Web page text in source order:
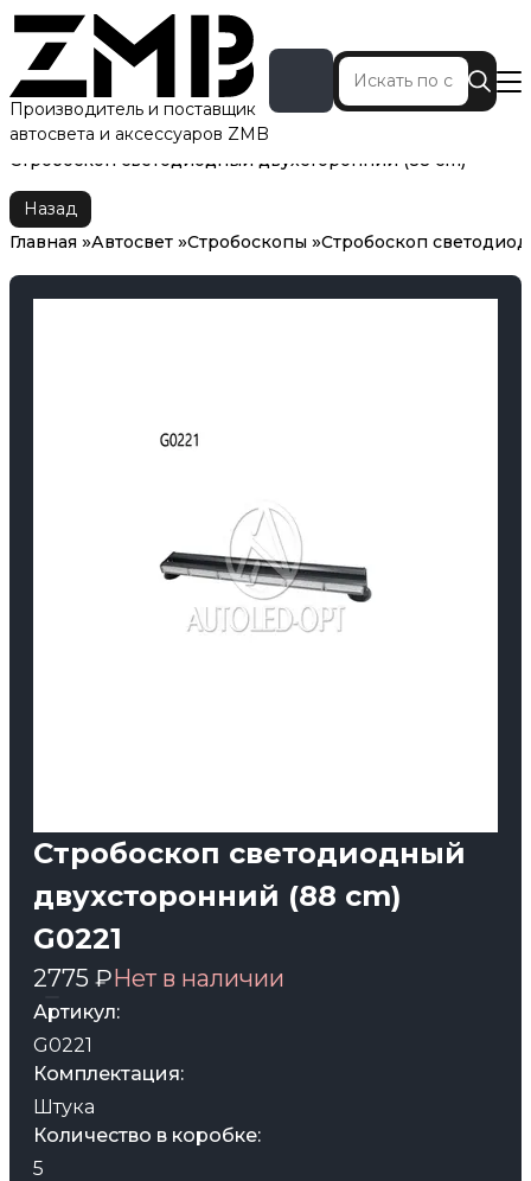
Производитель и поставщик
автосвета и аксессуаров ZMB
Главная Автосвет
Стробоскопы
Стробоскоп светодиодный двухсторонний (88 cm)
Назад
Главная
Автосвет Стробоскопы Стробоскоп
Стробоскоп светодиодный
двухсторонний (88 cm)
G0221
2775 ₽Нет в наличии
Артикул:
G0221
Комплектация:
Штука
Количество в коробке:
5